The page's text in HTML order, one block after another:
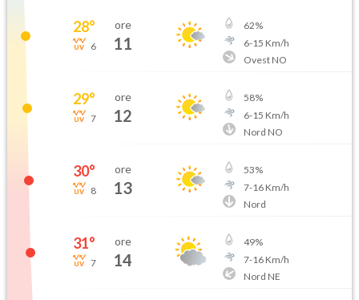
28°
6
ore
11
62%
6-15 Km/h
Ovest NO
29°
7
ore
12
58%
6-15 Km/h
Nord NO
30°
8
ore
13
53%
7-16Km/h
Nord
31°
7
ore
14
49%
7-16Km/h
Nord NE